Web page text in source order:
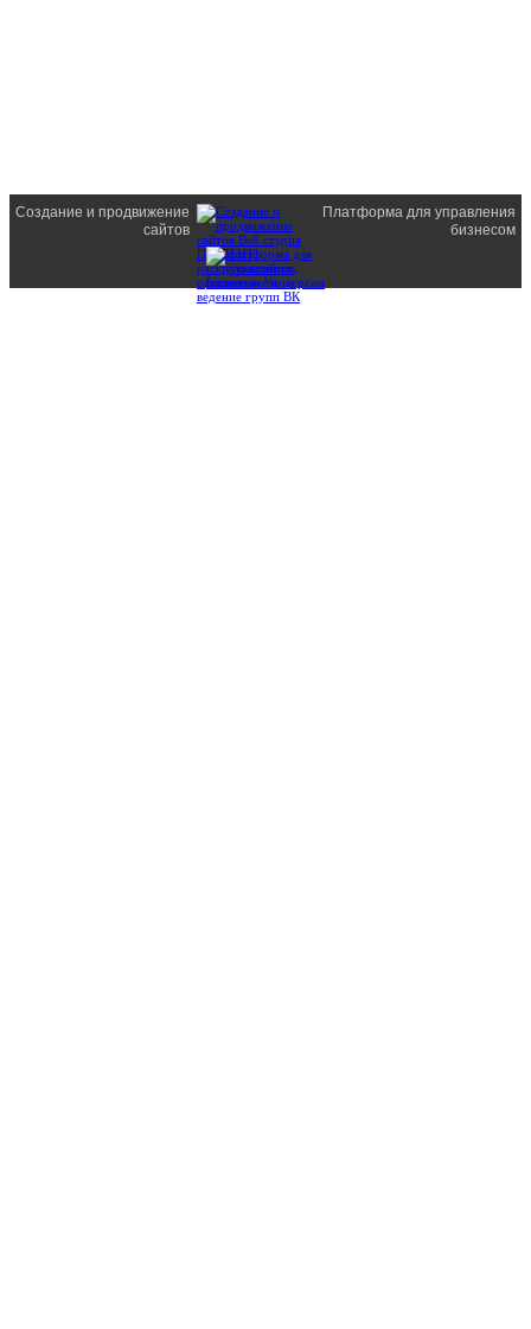
Создание и продвижение
сайтов
Платформа для управления
бизнесом